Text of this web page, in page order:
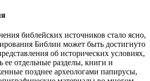
библейских источников стало ясно,
Библии может быть достигнуто
об исторических условиях,
ее отдельные разделы, книги и
позднее археологами папирусы,